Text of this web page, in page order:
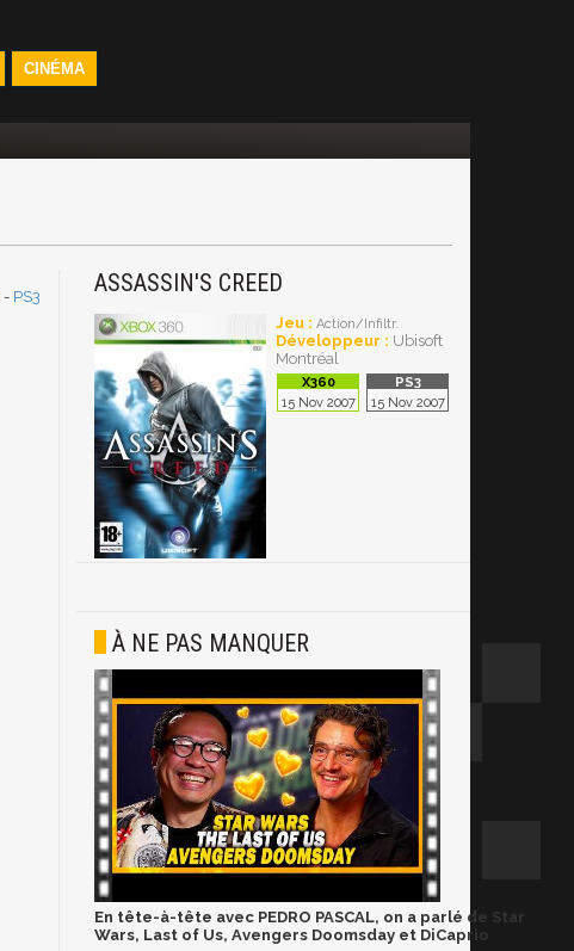
CINÉMA
- PS3 ASSASSIN'S CREED
Jeu : Action/Infiltr.
Développeur : Ubisoft
Montréal
15 Nov 2007 15 Nov 2007
À NE PAS MANQUER
En tête-à-tête avec PEDRO PASCAL, on a parlé de Star
Wars, Last of Us, Avengers Doomsday et DiCaprio